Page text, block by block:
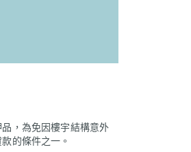
，為免因樓宇結構意外
的條件之一。